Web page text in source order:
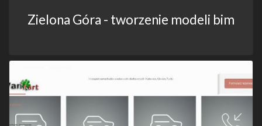
Zielona Góra - tworzenie modeli bim